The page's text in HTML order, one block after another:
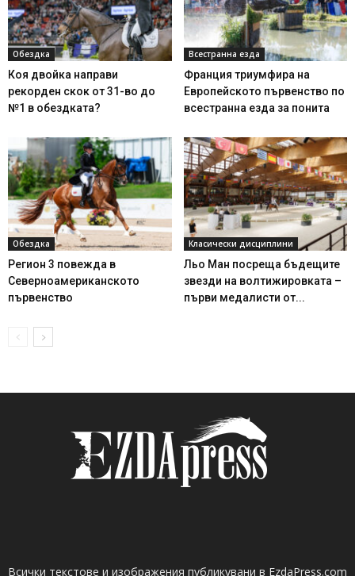
Обездка
Коя двойка направи
рекорден скок от 31-во до
№1 в обездката?
Всестранна езда
Франция триумфира на
Европейското първенство по
всестранна езда за понита
Обездка
Регион 3 повежда в
Северноамериканското
първенство
Класически дисциплини
Льо Ман посреща бъдещите
звезди на волтижировката –
първи медалисти от...
Всички текстове и изображения публикувани в EzdaPress.com